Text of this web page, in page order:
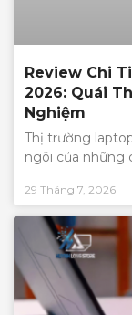
Review Chi
2026: Quái
Nghiệm
Thị trường
ngôi của những
29 Tháng 7, 2026